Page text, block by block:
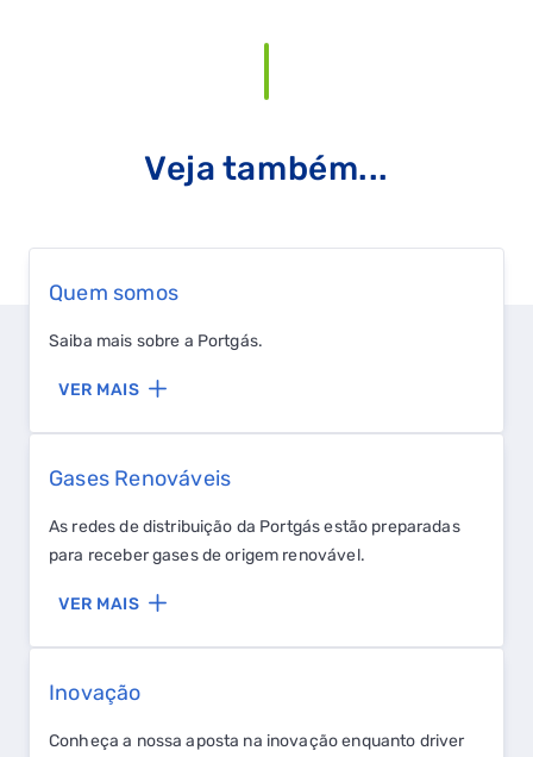
Veja também...
Quem somos
Saiba mais sobre a Portgás.
VER MAIS
Gases Renováveis
As redes de distribuição da Portgás estão preparadas
para receber gases de origem renovável.
VER MAIS
Inovação
Conheça a nossa aposta na inovação enquanto driver